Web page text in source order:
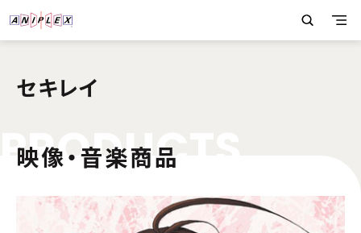
セキレイ
PRODUC
映像・音楽商品